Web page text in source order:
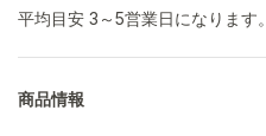
平均目安 3～5営業日になります。
商品情報